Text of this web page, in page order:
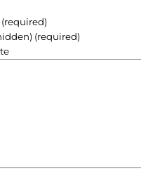
(required)